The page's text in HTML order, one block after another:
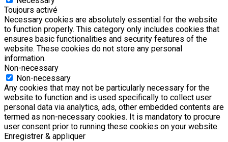
Toujours activé
Necessary cookies are absolutely essential for the website
to function properly. This category only includes cookies that
ensures basic functionalities and security features of the
website. These cookies do not store any personal
information.
Non-necessary
Non-necessary
Any cookies that may not be particularly necessary for the
website to function and is used specifically to collect user
personal data via analytics, ads, other embedded contents are
termed as non-necessary cookies. It is mandatory to procure
user consent prior to running these cookies on your website.
Enregistrer & appliquer